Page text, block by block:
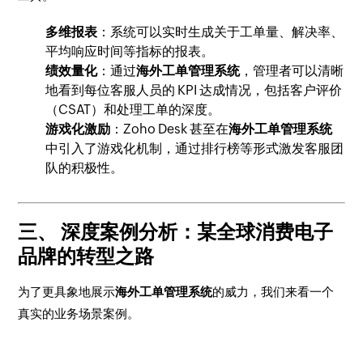
多维报表 ：系统可以实时生成关于工单量、解决率、
平均响应时间等指标的报表。
绩效量化：通过海外工单管理系统，管理者可以清晰
地看到每位客服人员的 KPI 达成情况，包括客户评价
（CSAT）和处理工单的深度。
游戏化激励 ：Zoho Desk 甚至在海外工单管理系统
中引入了游戏化机制，通过排行榜等形式激发客服团
队的积极性。
三、 深度案例分析：某全球消费电子
品牌的转型之路
为了更具象地展示海外工单管理系统的威力，我们来看一个
真实的业务场景案例。